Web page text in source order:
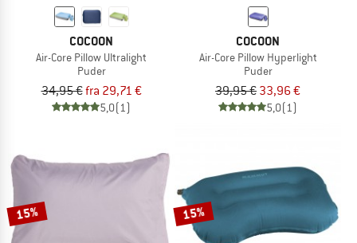
COCOON
Air-Core Pillow Ultralight
Puder
34,95 €fra 29,71 €
5,0(1)
COCOON
Air-Core Pillow Hyperlight
Puder
39,95 € 33,96 €
5,0(1)
15% 15%